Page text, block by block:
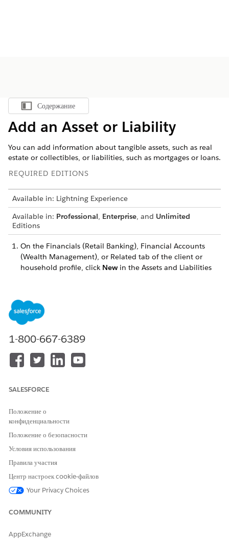
Показать содержание
Содержание
Add an Asset or Liability
You can add information about tangible assets, such as real
estate or collectibles, or liabilities, such as mortgages or loans.
REQUIRED EDITIONS
Available in: Lightning Experience
Available in: Professional, Enterprise, and Unlimited
Editions
On the Financials (Retail Banking), Financial Accounts
(Wealth Management), or Related tab of the client or
household profile, click Newin the Assets and Liabilities
Enter the information and save the record.
ЭТА СТАТЬЯ РЕШИЛА ВАШУ ПРОБЛЕМУ?
Оставьте свой отзыв, чтобы мы могли стать лучше!
1-800-667-6389
SALESFORCE
Положение о
конфиденциальности
Положение о безопасности
Условия использования
Правила участия
Центр настроек cookie-файлов
Your Privacy Choices
COMMUNITY
AppExchange